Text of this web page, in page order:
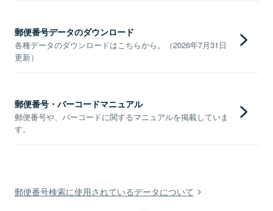
郵便番号データのダウンロード
各種データのダウンロードはこちらから。（2026年7月31日
更新）
郵便番号・バーコードマニュアル
郵便番号や、バーコードに関するマニュアルを掲載していま
す。
郵便番号検索に使用されているデータについて